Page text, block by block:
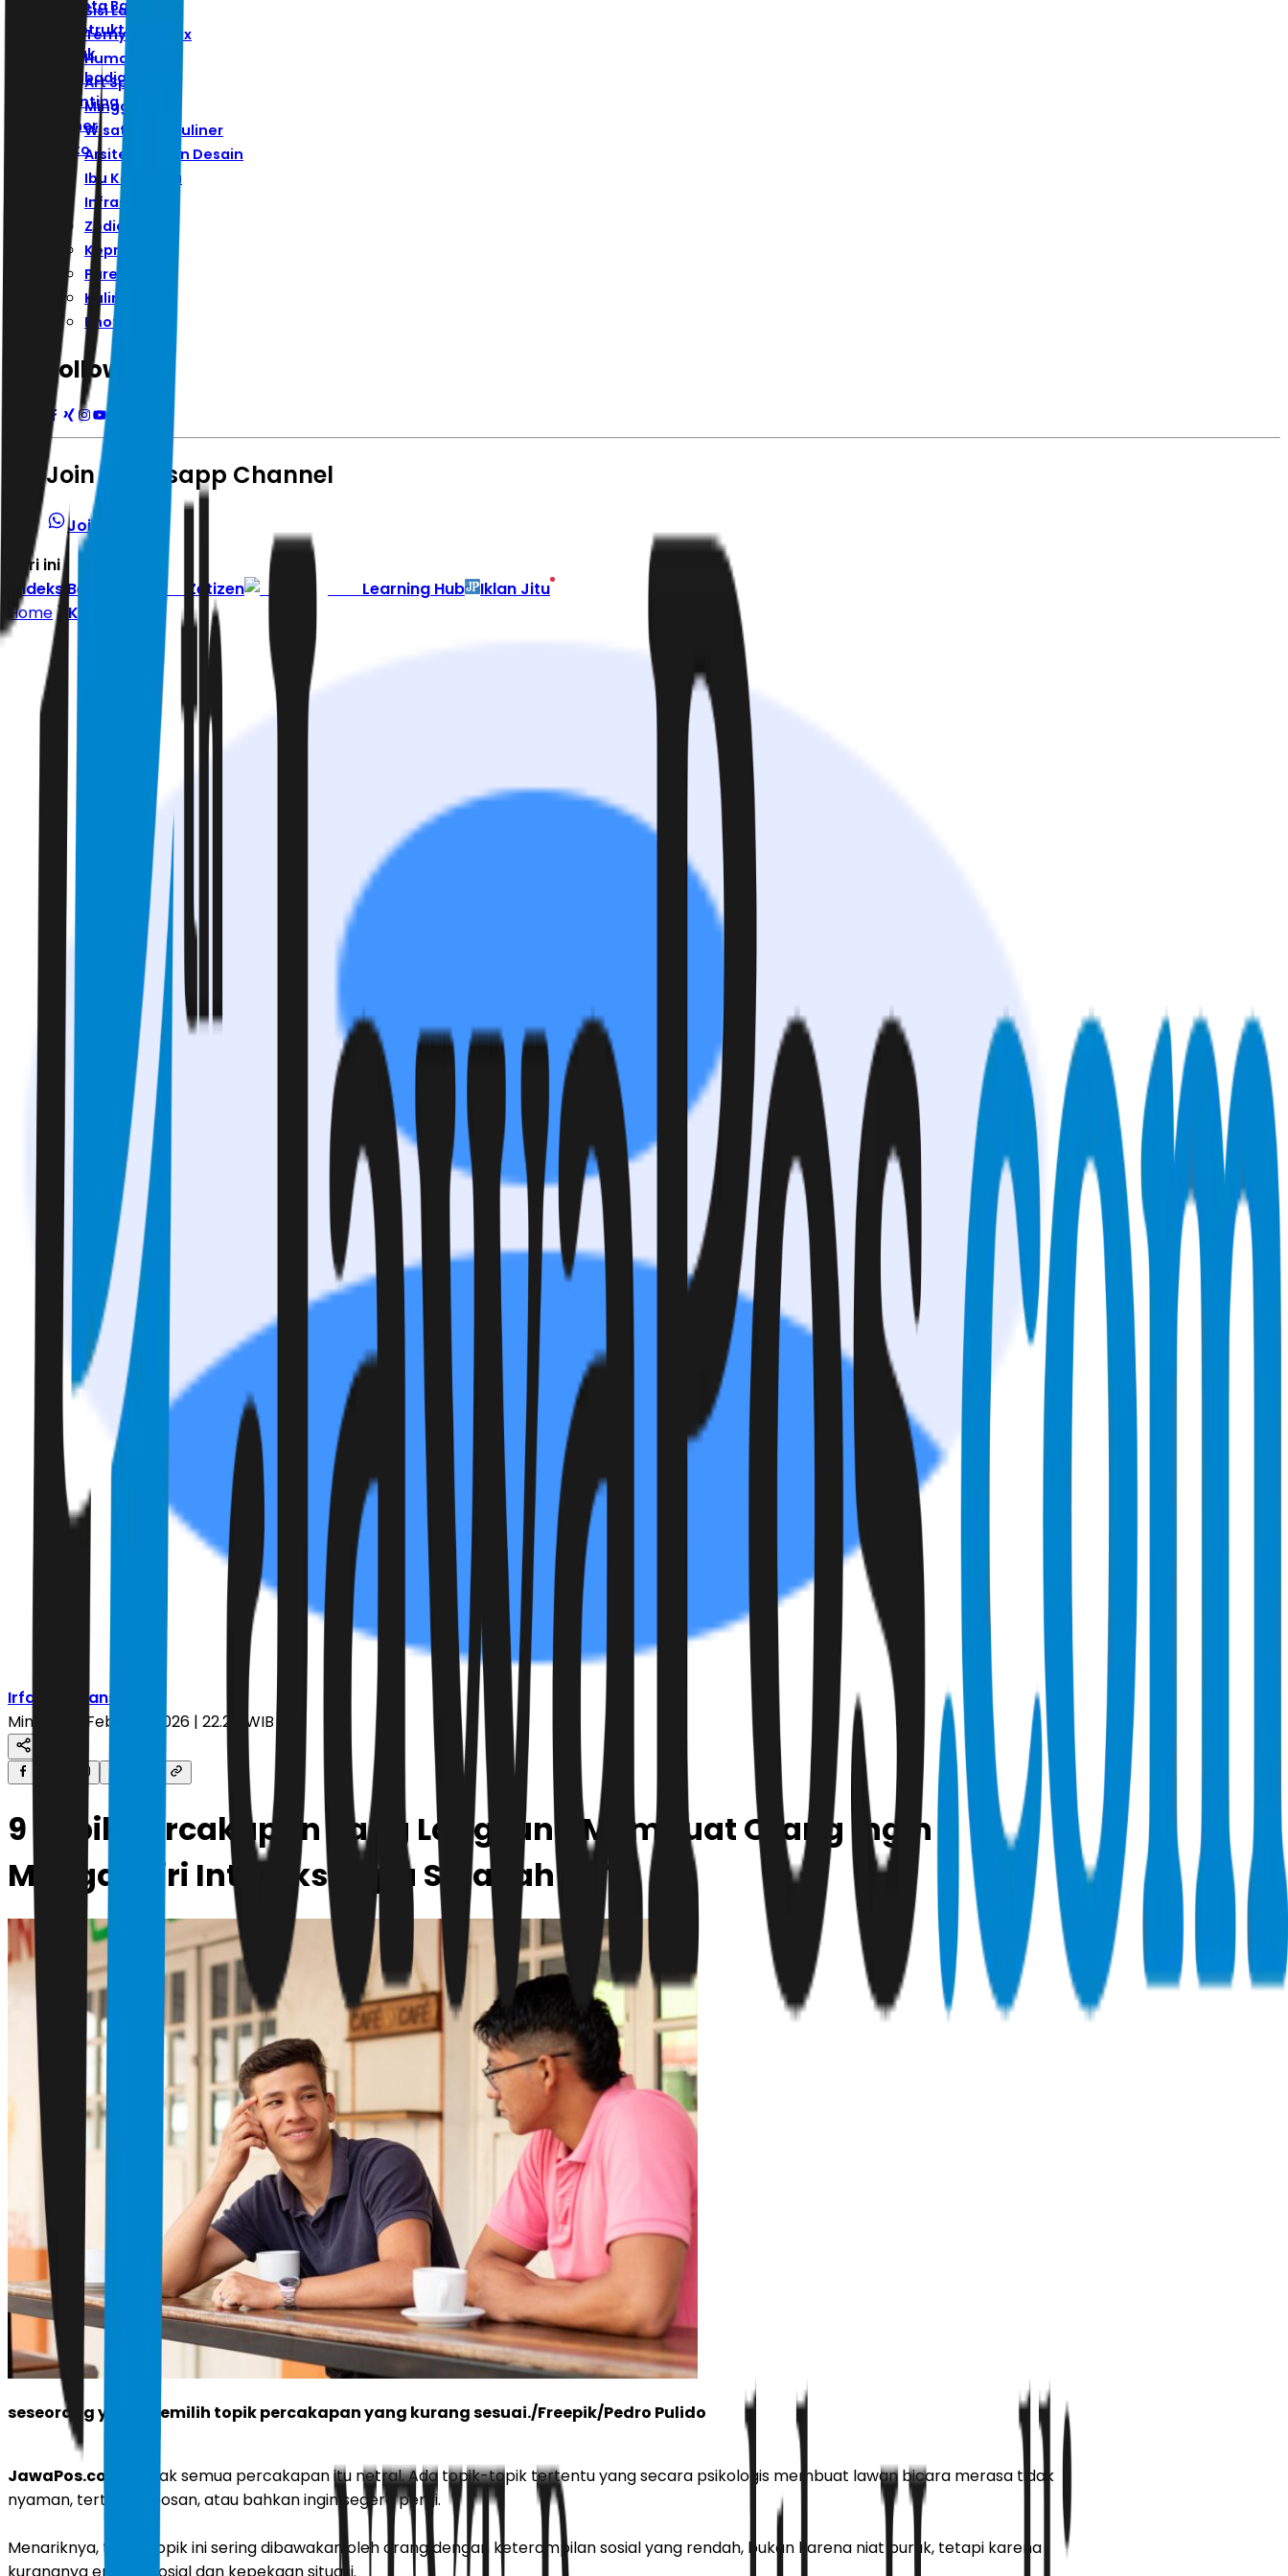
Ibu Kota Baru
Infrastruktur
Zodiak
Kepribadian
Parenting
Kuliner
Photo
Sisi Lain
Ternyata Hoax
Humaniora
Art Space
Minggu
Wisata Dan Kuliner
Arsitektur Dan Desain
Ibu Kota Baru
Infrastruktur
Zodiak
Kepribadian
Parenting
Kuliner
Photo
Follow Us
Join Whatsapp Channel
Join Channel
Hari ini
Indeks Berita Zetizen Learning Hub
Iklan Jitu
Home
Kepribadian
Irfan Ferdiansyah
Minggu, 15 Februari 2026 | 22.24 WIB
9 Topik Percakapan yang Langsung Membuat Orang Ingin
Mengakhiri Interaksi, Apa Sajakah Itu?
seseorang yang memilih topik percakapan yang kurang sesuai./Freepik/Pedro Pulido
JawaPos.com -
Tidak semua percakapan itu netral. Ada topik-topik tertentu yang secara psikologis membuat lawan bicara merasa tidak
nyaman, tertekan, bosan, atau bahkan ingin segera pergi.
Menariknya, topik-topik ini sering dibawakan oleh orang dengan keterampilan sosial yang rendah, bukan karena niat buruk, tetapi karena